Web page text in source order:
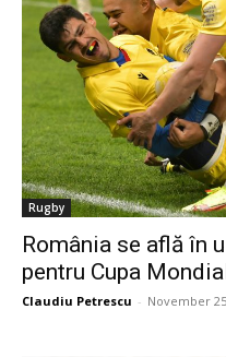
Rugby
România se află în
pentru Cupa
Claudiu Petrescu - November